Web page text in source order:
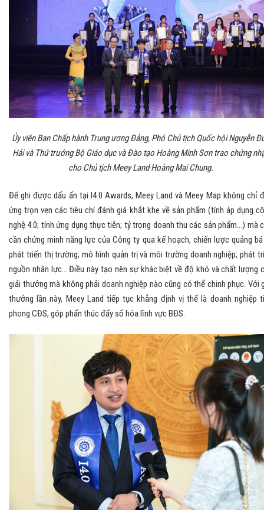
Ủy viên Ban Chấp hành Trung ương Đảng, Phó Chủ tịch Quốc hội Nguyễn
Hải và Thứ trưởng Bộ Giáo dục và Đào tạo Hoàng Minh Sơn trao chứng
cho Chủ tịch Meey Land Hoàng Mai Chung.
Để ghi được dấu ấn tại I4.0 Awards, Meey Land và Meey Map không chỉ
ứng trọn vẹn các tiêu chí đánh giá khắt khe về sản phẩm (tính áp dụng
nghệ 4.0; tính ứng dụng thực tiễn; tỷ trọng doanh thu các sản phẩm…) mà
cần chứng minh năng lực của Công ty qua kế hoạch, chiến lược quảng
phát triển thị trường; mô hình quản trị và môi trường doanh nghiệp; phát
nguồn nhân lực… Điều này tạo nên sự khác biệt về độ khó và chất lượng
giải thưởng mà không phải doanh nghiệp nào cũng có thể chinh phục. Với
thưởng lần này, Meey Land tiếp tục khẳng định vị thế là doanh nghiệp
phong CĐS, góp phẩn thúc đẩy số hóa lĩnh vực BĐS.